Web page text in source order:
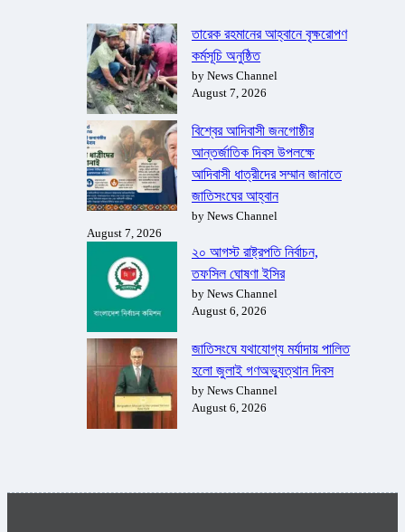
তারেক রহমানের আহ্বানে বৃক্ষরোপণ
কর্মসূচি অনুষ্ঠিত
by News Channel
August 7, 2026
বিশ্বের আদিবাসী জনগোষ্ঠীর
আন্তর্জাতিক দিবস উপলক্ষে
আদিবাসী ধাত্রীদের সম্মান জানাতে
জাতিসংঘের আহ্বান
by News Channel
August 7, 2026
২০ আগস্ট রাষ্ট্রপতি নির্বাচন,
তফসিল ঘোষণা ইসির
by News Channel
August 6, 2026
জাতিসংঘে যথাযোগ্য মর্যাদায় পালিত
হলো জুলাই গণঅভ্যুত্থান দিবস
by News Channel
August 6, 2026